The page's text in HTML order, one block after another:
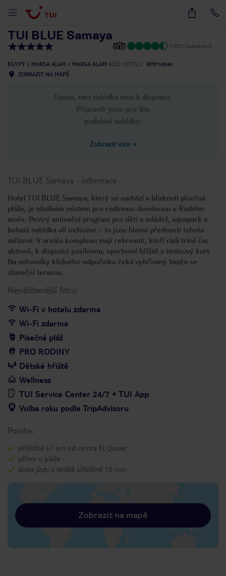
30
TUI BLUE Samaya
(1332 hodnocení)
EGYPT MARSA ALAM MARSA ALAM KÓD HOTELU
RMF18040
ZOBRAZIT NA MAPĚ
Upsss, tato nabídka není k dispozici.
Připravili jsme pro Vás
podobné nabídky:
Zobrazit více »
TUI BLUE Samaya - informace
Hotel TUI BLUE Samaya, který se nachází v blízkosti písečné
pláže, je ideálním místem pro rodinnou dovolenou u Rudého
moře. Pestrý animační program pro děti a mládež, aquapark a
bohatá nabídka all inclusive – to jsou hlavní přednosti tohoto
zařízení. V areálu komplexu mají rekreanti, kteří rádi tráví čas
aktivně, k dispozici posilovnu, sportovní hřiště a tenisový kurt.
Na milovníky klidného odpočinku čeká vyhřívaný bazén se
sluneční terasou.
Nejoblíbenější filtry:
Wi-Fi v hotelu zdarma
Wi-Fi zdarma
Písečná pláž
PRO RODINY
Dětské hřiště
Wellness
TUI Service Center 24/7 + TUI App
Volba roku podle TripAdvisoru
Poloha:
přibližně 67 km od centra El Quseir
přímo u pláže
doba jízdy z letiště přibližně 10 min.
Zobrazit na mapě